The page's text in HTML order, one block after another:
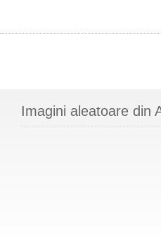
Imagini aleatoare din